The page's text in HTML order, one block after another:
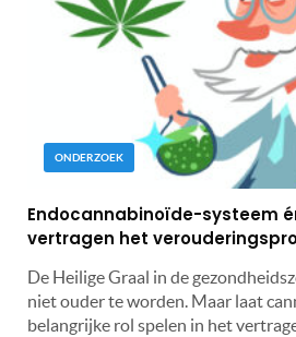
ONDERZOEK
Endocannabinoïde-systeem
vertragen het
De Heilige Graal in de
niet ouder te worden. Maar laat
belangrijke rol spelen in het